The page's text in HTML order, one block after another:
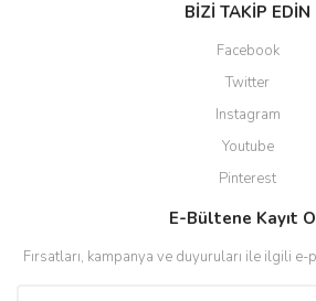
BİZİ TAKİP EDİN
Facebook
Twitter
Instagram
Youtube
Pinterest
E-Bültene Kayıt
Fırsatları, kampanya ve duyuruları ile ilgili